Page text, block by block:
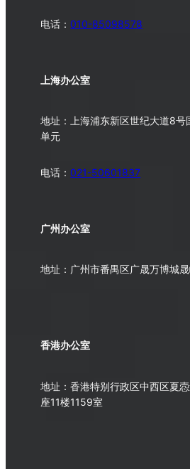
电话：010-85098578
上海办公室
地址：上海浦东新区世纪大道8
单元
电话：021-50601837
广州办公室
地址：广州市番禺区广晟万博城
香港办公室
地址：香港特别行政区中西区夏
座11楼1159室